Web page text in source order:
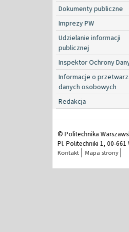
Dokumenty publiczne
Imprezy PW
Udzielanie informacji
publicznej
Inspektor Ochrony
Informacje o
danych osobowych
Redakcja
© Politechnika
Pl. Politechniki 1, 00-
Kontakt Mapa strony